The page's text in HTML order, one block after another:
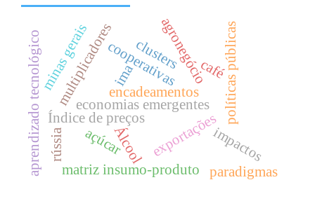
economias emergentes políticas públicas
Índice de preços
açúcarÁlcool exportações
cooperativas
impactos
encadeamentos
matriz insumo-produto
multiplicadores agronegócio
minas gerais café
clusters
ima
aprendizado tecnológico paradigmas
rússia